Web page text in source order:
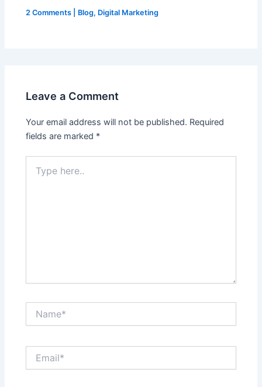
2 Comments Blog, Digital Marketing
Leave a Comment
Your email address will not be published. Required
fields are marked *
here..